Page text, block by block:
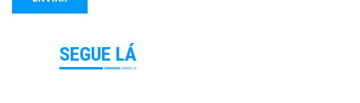
SEGUE LÁ